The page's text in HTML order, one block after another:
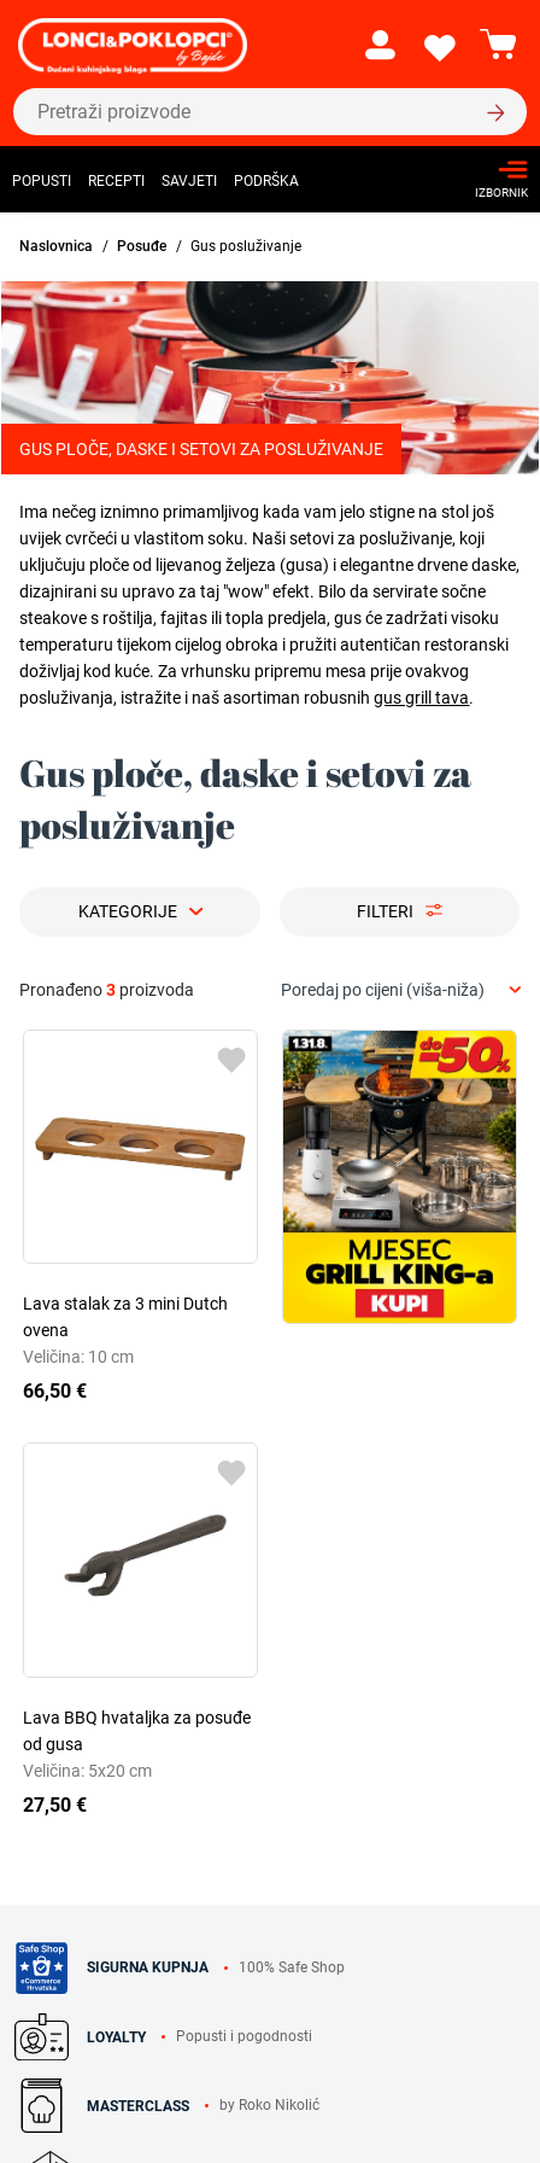
POPUSTI RECEPTI SAVJETI PODRŠKA
IZBORNIK
Naslovnica Posuđe Gus posluživanje
GUS PLOČE, DASKE I SETOVI ZA POSLUŽIVANJE
Ima nečeg iznimno primamljivog kada vam jelo stigne na stol još
uvijek cvrčeći u vlastitom soku. Naši setovi za posluživanje, koji
uključuju ploče od lijevanog željeza (gusa) i elegantne drvene daske,
dizajnirani su upravo za taj "wow" efekt. Bilo da servirate sočne
steakove s roštilja, fajitas ili topla predjela, gus će zadržati visoku
temperaturu tijekom cijelog obroka i pružiti autentičan restoranski
doživljaj kod kuće. Za vrhunsku pripremu mesa prije ovakvog
posluživanja, istražite i naš asortiman robusnihgus grill tava.
Gus ploče, daske i setovi za
posluživanje
KATEGORIJE FILTERI
Pronađeno3 proizvoda Poredaj po cijeni (viša-niža)
Lava stalak za 3 mini Dutch
ovena
Veličina: 10 cm
66,50 €
Lava BBQ hvataljka za posuđe
od gusa
Veličina: 5x20 cm
27,50 €
SIGURNA KUPNJA 100% Safe Shop
LOYALTY Popusti i pogodnosti
MASTERCLASS by Roko Nikolić